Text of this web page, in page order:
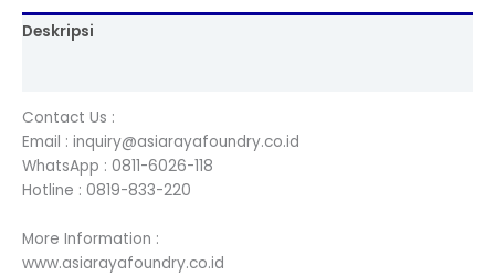
Deskripsi
Contact Us :
Email : inquiry@asiarayafoundry.co.id
WhatsApp : 0811-6026-118
Hotline : 0819-833-220
More Information :
www.asiarayafoundry.co.id